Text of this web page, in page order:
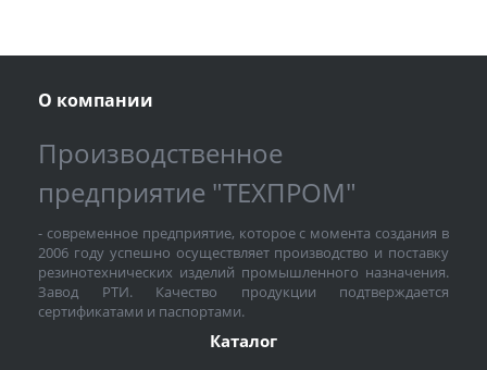
О компании
Производственное
предприятие "ТЕХПРОМ"
- современное предприятие, которое с момента создания в
2006 году успешно осуществляет производство и поставку
резинотехнических изделий промышленного назначения.
Завод РТИ. Качество продукции подтверждается
сертификатами и паспортами.
Каталог